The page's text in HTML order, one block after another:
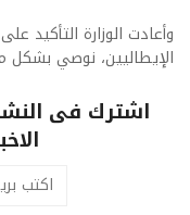
وأعادت الوزارة التأكيد
الإيطاليين، نوصي بشكل
اشترك فى